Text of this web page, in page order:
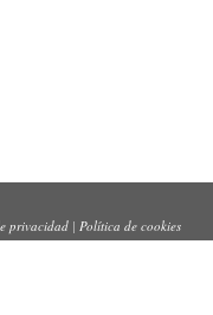
privacidad| Política de cookies